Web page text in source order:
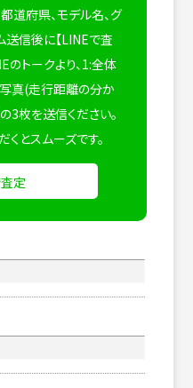
道府県、モデル名、グ
送信後に【LINEで査
のトークより、1:全体
写真(走行距離の分か
3枚を送信ください。
とスムーズです。
定